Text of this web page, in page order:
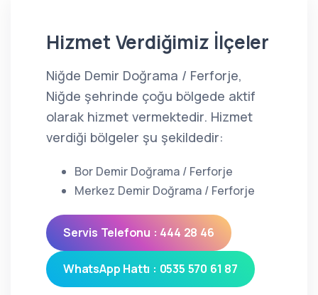
Hizmet Verdiğimiz İlçeler
Niğde Demir Doğrama / Ferforje,
Niğde şehrinde çoğu bölgede aktif
olarak hizmet vermektedir. Hizmet
verdiği bölgeler şu şekildedir:
Bor Demir Doğrama / Ferforje
Merkez Demir Doğrama / Ferforje
Servis Telefonu : 444 28 46
WhatsApp Hattı : 0535 570 61 87